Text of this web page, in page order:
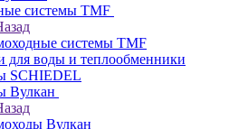
системы TMF
системы TMF
для воды и теплообменники
SCHIEDEL
Вулкан
Вулкан